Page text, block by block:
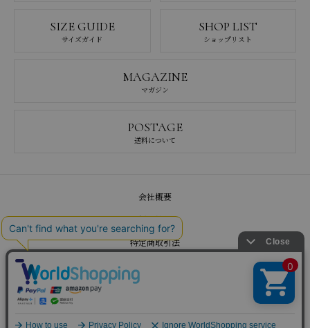
SIZE GUIDE
サイズガイド
SHOP LIST
ショップリスト
MAGAZINE
マガジン
POSTAGE
送料について
会社概要
採用情報
特定商取引法
プライバシーポリシー